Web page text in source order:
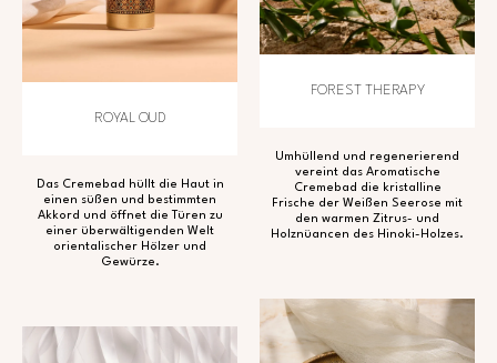
ROYAL OUD
Das Cremebad hüllt die Haut in
einen süßen und bestimmten
Akkord und öffnet die Türen zu
einer überwältigenden Welt
orientalischer Hölzer und
Gewürze.
FOREST THERAPY
Umhüllend und regenerierend
vereint das Aromatische
Cremebad die kristalline
Frische der Weißen Seerose mit
den warmen Zitrus- und
Holznüancen des Hinoki-Holzes.